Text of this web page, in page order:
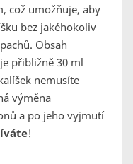
což umožňuje, aby
bez jakéhokoliv
Obsah
přibližně 30 ml
nemusíte
výměna
a po jeho vyjmutí
!